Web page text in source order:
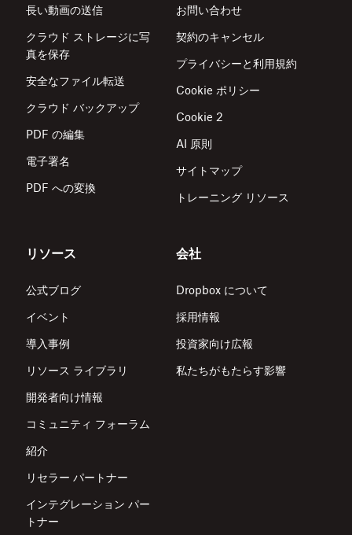
長い動画の送信
クラウド ストレージに写
真を保存
安全なファイル転送
クラウド バックアップ
PDF の編集
電子署名
PDF への変換
お問い合わせ
契約のキャンセル
プライバシーと利用規約
Cookie ポリシー
Cookie 2
AI 原則
サイトマップ
トレーニング リソース
リソース
公式ブログ
イベント
導入事例
リソース ライブラリ
開発者向け情報
コミュニティ フォーラム
紹介
リセラー パートナー
インテグレーション パー
トナー
会社
Dropbox について
採用情報
投資家向け広報
私たちがもたらす影響